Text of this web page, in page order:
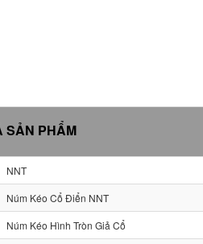
SẢN PHẨM
NNT
Núm Kéo Cổ Điển NNT
Núm Kéo Hình Tròn Giả Cổ